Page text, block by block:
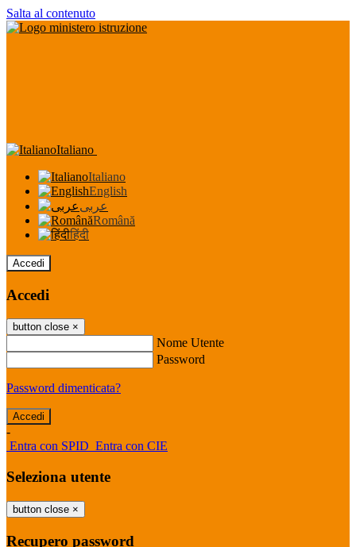
Salta al contenuto
Italiano
Italiano
English
عربى
Română
हिंदी
Accedi
Accedi
button close ×
Nome Utente
Password
Password dimenticata?
-
Entra con SPID Entra con CIE
Seleziona utente
button close ×
Recupero password